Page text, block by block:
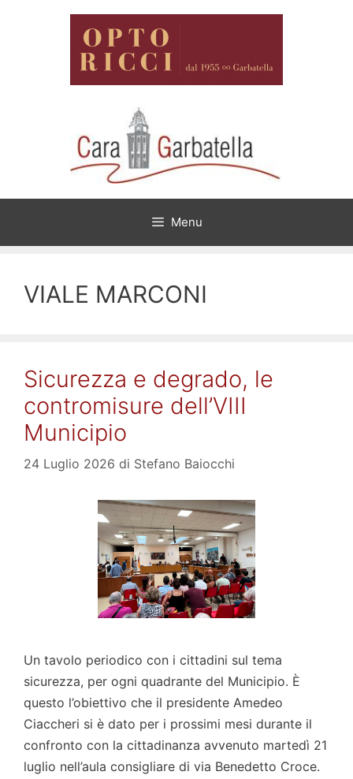
Menu
VIALE MARCONI
Sicurezza e degrado, le
contromisure dell’VIII
Municipio
24 Luglio 2026 di Stefano Baiocchi
Un tavolo periodico con i cittadini sul tema
sicurezza, per ogni quadrante del Municipio. È
questo l’obiettivo che il presidente Amedeo
Ciaccheri si è dato per i prossimi mesi durante il
confronto con la cittadinanza avvenuto martedì 21
luglio nell’aula consigliare di via Benedetto Croce.